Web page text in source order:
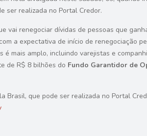
ser realizada no Portal Credor.
vai renegociar dívidas de pessoas que
a expectativa de início de renegociação
mais amplo, incluindo varejistas e
de R$ 8 bilhões do Fundo Garantidor de
que pode ser realizada no Portal